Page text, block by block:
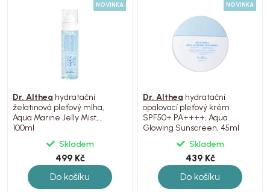
NOVINKA
Dr. Althea hydratační
želatinová pleťový mlha,
Aqua Marine Jelly Mist,
100ml
Skladem
499 Kč
Do košíku
NOVINKA
Dr. Althea hydratační
opalovací pleťový krém
SPF50+ PA++++, Aqua
Glowing Sunscreen, 45ml
Skladem
439 Kč
Do košíku